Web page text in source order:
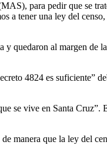
para pedir que se
a tener una ley del
y quedaron al margen de
4824 es suficiente”
se vive en Santa Cruz”.
de manera que la ley del